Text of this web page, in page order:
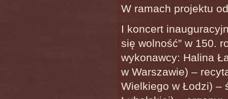
W ramach projektu
I koncert
się wolność” w 150.
wykonawcy: Halina
w Warszawie) –
Wielkiego w Łodzi) –